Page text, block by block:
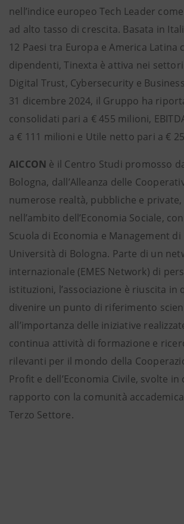
nell’indice europeo Tech Leader
ad alto tasso di crescita. Basata in
12 Paesi tra Europa e America Latina
dipendenti, Tinexta è attiva nei
Digital Trust, Cybersecurity e
31 dicembre 2024, il Gruppo ha
consolidati pari a € 455 milioni,
a € 111 milioni e Utile netto pari a €
AICCON è il Centro Studi promosso
Bologna, dall’Alleanza delle
numerose realtà, pubbliche e
nell’ambito dell’Economia Sociale,
Scuola di Economia e Management di
Università di Bologna. Parte di un
internazionale (EMES Network) di
istituzioni, l’associazione è riuscita in
divenire un punto di riferimento
all’importanza delle iniziative
continua attività di formazione e
rilevanti per il mondo della
Profit e dell’Economia Civile, svolte in
rapporto con la comunità
Terzo Settore.